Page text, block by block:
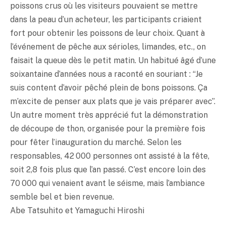
poissons crus où les visiteurs pouvaient se mettre
dans la peau d’un acheteur, les participants criaient
fort pour obtenir les poissons de leur choix. Quant à
l’événement de pêche aux sérioles, limandes, etc., on
faisait la queue dès le petit matin. Un habitué âgé d’une
soixantaine d’années nous a raconté en souriant : “Je
suis content d’avoir pêché plein de bons poissons. Ça
m’excite de penser aux plats que je vais préparer avec”.
Un autre moment très apprécié fut la démonstration
de découpe de thon, organisée pour la première fois
pour fêter l’inauguration du marché. Selon les
responsables, 42 000 personnes ont assisté à la fête,
soit 2,8 fois plus que l’an passé. C’est encore loin des
70 000 qui venaient avant le séisme, mais l’ambiance
semble bel et bien revenue.
Abe Tatsuhito et Yamaguchi Hiroshi